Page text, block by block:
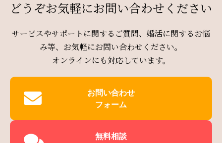
どうぞお気軽にお問い合わせください
サービスやサポートに関するご質問、婚活に関するお悩
み等、お気軽にお問い合わせください。
オンラインにも対応しています。
お問い合わせ
フォーム
無料相談